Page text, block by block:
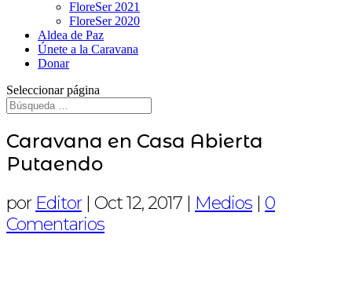
FloreSer 2021
FloreSer 2020
Aldea de Paz
Únete a la Caravana
Donar
Seleccionar página
Caravana en Casa Abierta
Putaendo
por Editor| Oct 12, 2017 | Medios | 0
Comentarios